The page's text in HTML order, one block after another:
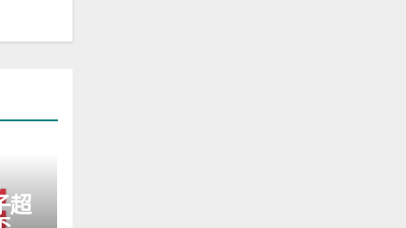
超